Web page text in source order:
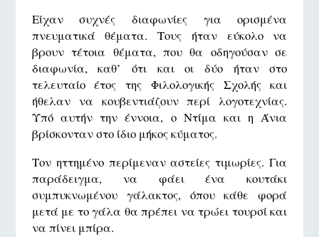
Είχαν συχνές διαφωνίες για ορισμένα
πνευματικά θέματα. Τους ήταν εύκολο να
βρουν τέτοια θέματα, που θα οδηγούσαν σε
διαφωνία, καθ’ ότι και οι δύο ήταν στο
τελευταίο έτος της Φιλολογικής Σχολής και
ήθελαν να κουβεντιάζουν περί λογοτεχνίας.
Υπό αυτήν την έννοια, ο Ντίμα και η Άνια
βρίσκονταν στο ίδιο μήκος κύματος.
Τον ηττημένο περίμεναν αστείες τιμωρίες. Για
παράδειγμα, να φάει ένα κουτάκι
συμπυκνωμένου γάλακτος, όπου κάθε φορά
μετά με το γάλα θα πρέπει να τρώει τουρσί και
να πίνει μπίρα.